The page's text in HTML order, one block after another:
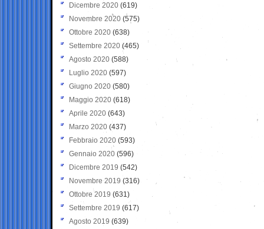
Dicembre 2020 (619)
Novembre 2020 (575)
Ottobre 2020 (638)
Settembre 2020(465)
Agosto 2020 (588)
Luglio 2020 (597)
Giugno 2020 (580)
Maggio 2020 (618)
Aprile 2020 (643)
Marzo 2020 (437)
Febbraio 2020 (593)
Gennaio 2020 (596)
Dicembre 2019 (542)
Novembre 2019 (316)
Ottobre 2019 (631)
Settembre 2019 (617)
Agosto 2019 (639)